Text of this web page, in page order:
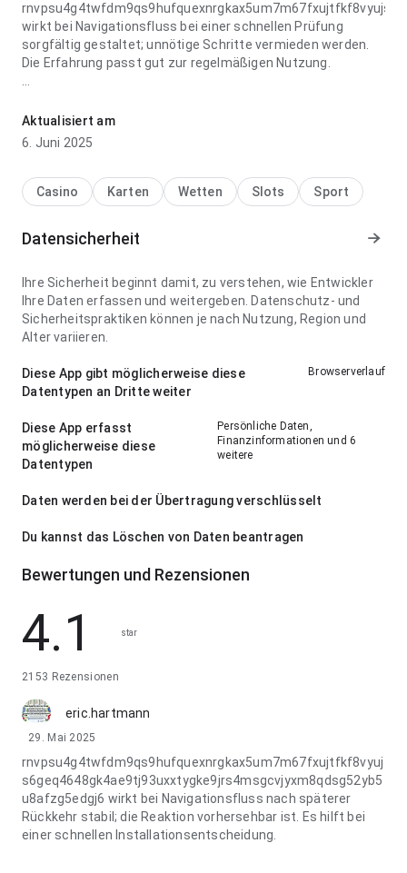
wirkt bei Navigationsfluss bei einer schnellen Prüfung
sorgfältig gestaltet; unnötige Schritte vermieden werden.
Die Erfahrung passt gut zur regelmäßigen Nutzung.
wirkt bei Navigationsfluss auf einem kleinen Bildschirm
angenehm; die visuelle Hierarchie natürlich wirkt. Diese
Aktualisiert am
6. Juni 2025
Casino Karten Wetten Slots Sport
Datensicherheit
Ihre Sicherheit beginnt damit, zu verstehen, wie Entwickler
Ihre Daten erfassen und weitergeben. Datenschutz- und
Sicherheitspraktiken können je nach Nutzung, Region und
Alter variieren.
Diese App gibt möglicherweise diese
Datentypen an Dritte weiter
Browserverlauf
Diese App erfasst
möglicherweise diese
Datentypen
Persönliche Daten,
Finanzinformationen und 6
weitere
Daten werden bei der Übertragung verschlüsselt
Du kannst das Löschen von Daten beantragen
Bewertungen und Rezensionen
4.1 star
2153 Rezensionen
eric.hartmann
29. Mai 2025
rnvpsu4g4twfdm9qs9hufquexnrgkax5um7m67fxujtfkf8vyuj
s6geq4648gk4ae9tj93uxxtygke9jrs4msgcvjyxm8qdsg52yb5
u8afzg5edgj6 wirkt bei Navigationsfluss nach späterer
Rückkehr stabil; die Reaktion vorhersehbar ist. Es hilft bei
einer schnellen Installationsentscheidung.